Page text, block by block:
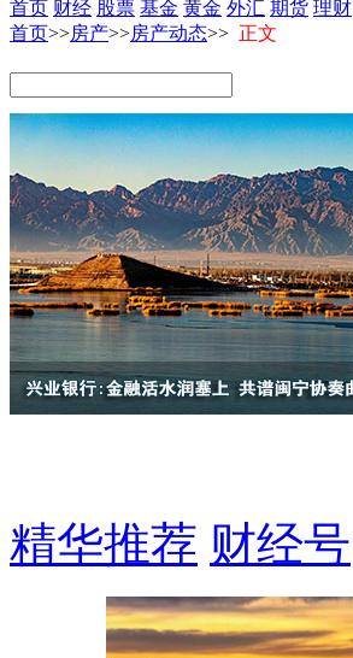
首页 财经 股票 基金 黄金 外汇 期货 理财
首页>>房产>>房产动态>> 正文
精华推荐 财经号